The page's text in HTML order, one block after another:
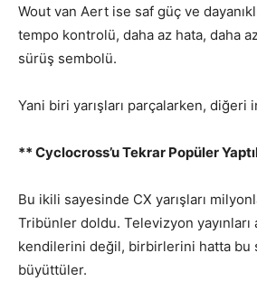
Wout van Aert ise saf güç ve
tempo kontrolü, daha az hata, daha
sürüş sembolü.
Yani biri yarışları parçalarken, diğeri
** Cyclocross’u Tekrar Popüler
Bu ikili sayesinde CX yarışları
Tribünler doldu. Televizyon yayınları
kendilerini değil, birbirlerini hatta bu
büyüttüler.